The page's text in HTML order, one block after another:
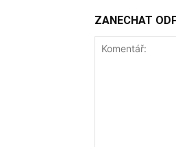
ZANECHAT